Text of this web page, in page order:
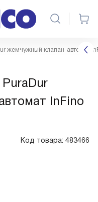
жемчужный клапан-автомат
Код товара: 483466
InFino